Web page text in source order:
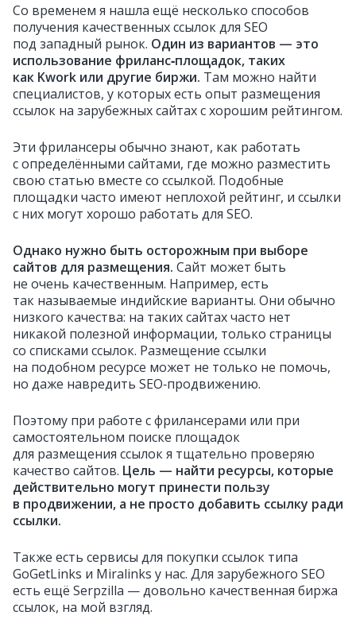
Со временем я нашла ещё несколько способов
получения качественных ссылок для SEO
под западный рынок. Один из вариантов — это
использование фриланс‑площадок, таких
как Kwork или другие биржи. Там можно найти
специалистов, у которых есть опыт размещения
ссылок на зарубежных сайтах с хорошим рейтингом.
Эти фрилансеры обычно знают, как работать
с определёнными сайтами, где можно разместить
свою статью вместе со ссылкой. Подобные
площадки часто имеют неплохой рейтинг, и ссылки
с них могут хорошо работать для SEO.
Однако нужно быть осторожным при выборе
сайтов для размещения. Сайт может быть
не очень качественным. Например, есть
так называемые индийские варианты. Они обычно
низкого качества: на таких сайтах часто нет
никакой полезной информации, только страницы
со списками ссылок. Размещение ссылки
на подобном ресурсе может не только не помочь,
но даже навредить SEO‑продвижению.
Поэтому при работе с фрилансерами или при
самостоятельном поиске площадок
для размещения ссылок я тщательно проверяю
качество сайтов. Цель — найти ресурсы, которые
действительно могут принести пользу
в продвижении, а не просто добавить ссылку ради
ссылки.
Также есть сервисы для покупки ссылок типа
GoGetLinks и Miralinks у нас. Для зарубежного SEO
есть ещё Serpzilla — довольно качественная биржа
ссылок, на мой взгляд.